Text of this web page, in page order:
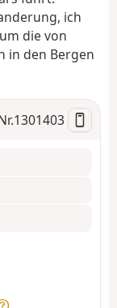
ich
die von
in den Bergen
1301403